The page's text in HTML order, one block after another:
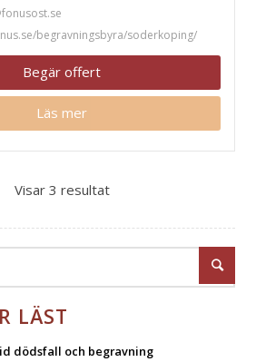
begravningsbyra/soderkoping/
Begär offert
Läs mer
Visar 3 resultat
LÄST
dödsfall och begravning